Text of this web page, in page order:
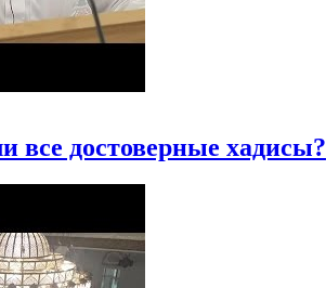
все достоверные хадисы?